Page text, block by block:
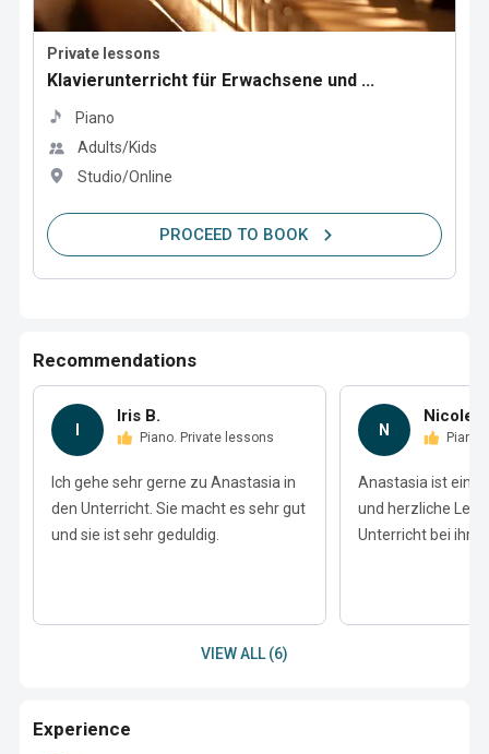
Private lessons
Klavierunterricht für Erwachsene und ...
Piano
Adults/Kids
Studio/Online
PROCEED TO BOOK
Recommendations
I
Iris B.
Piano. Private lessons
Ich gehe sehr gerne zu Anastasia in
den Unterricht. Sie macht es sehr gut
und sie ist sehr geduldig.
N
Nicole
Anastasia ist eine
und herzliche
Unterricht bei ihr
VIEW ALL (6)
Experience